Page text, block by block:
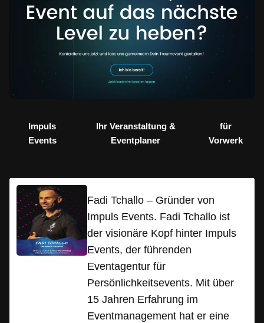
Impuls
Events
Ihr Veranstaltung &
Eventplaner
für
Vorwerk
Fadi Tchallo – Gründer von
Impuls Events. Fadi Tchallo ist
der visionäre Kopf hinter Impuls
Events, der führenden
Eventagentur für
Persönlichkeitsevents. Mit über
15 Jahren Erfahrung im
Eventmanagement hat er eine